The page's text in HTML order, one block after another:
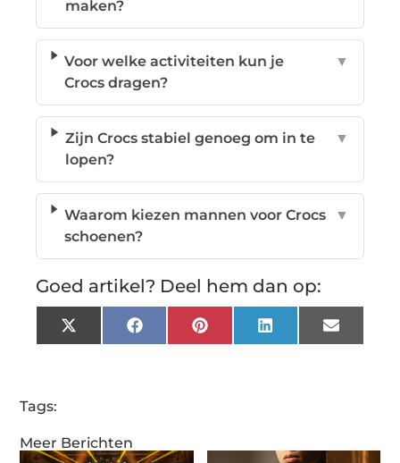
Meer Berichten
maken?
Voor welke activiteiten kun je
Crocs dragen?
▼
Zijn Crocs stabiel genoeg om in te
lopen?
▼
Waarom kiezen mannen voor Crocs
schoenen?
▼
Goed artikel? Deel hem dan op:
X
(Twitter)
FacebookPinterestLinkedInEmail
Tags: